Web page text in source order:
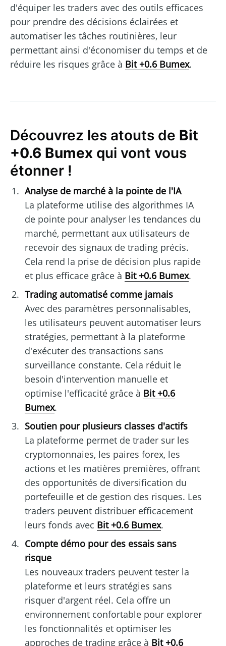
d'équiper les traders avec des outils efficaces
pour prendre des décisions éclairées et
automatiser les tâches routinières, leur
permettant ainsi d'économiser du temps et de
réduire les risques grâce à Bit +0.6 Bumex.
Découvrez les atouts de Bit
+0.6 Bumex qui vont vous
étonner !
Analyse de marché à la pointe de l'IA
La plateforme utilise des algorithmes IA
de pointe pour analyser les tendances du
marché, permettant aux utilisateurs de
recevoir des signaux de trading précis.
Cela rend la prise de décision plus rapide
et plus efficace grâce à Bit +0.6 Bumex.
Trading automatisé comme jamais
Avec des paramètres personnalisables,
les utilisateurs peuvent automatiser leurs
stratégies, permettant à la plateforme
d'exécuter des transactions sans
surveillance constante. Cela réduit le
besoin d'intervention manuelle et
optimise l'efficacité grâce à Bit +0.6
Bumex.
Soutien pour plusieurs classes d'actifs
La plateforme permet de trader sur les
cryptomonnaies, les paires forex, les
actions et les matières premières, offrant
des opportunités de diversification du
portefeuille et de gestion des risques. Les
traders peuvent distribuer efficacement
leurs fonds avec Bit +0.6 Bumex.
Compte démo pour des essais sans
risque
Les nouveaux traders peuvent tester la
plateforme et leurs stratégies sans
risquer d'argent réel. Cela offre un
environnement confortable pour explorer
les fonctionnalités et optimiser les
approches de trading grâce à Bit +0.6